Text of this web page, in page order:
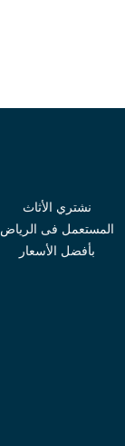
نشتري الأثاث
المستعمل فى الرياض
بأفضل الأسعار